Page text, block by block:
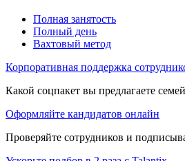
Полная занятость
Полный день
Вахтовый метод
Корпоративная поддержка
Какой соцпакет вы предлагаете
Оформляйте кандидатов онлайн
Проверяйте сотрудников и